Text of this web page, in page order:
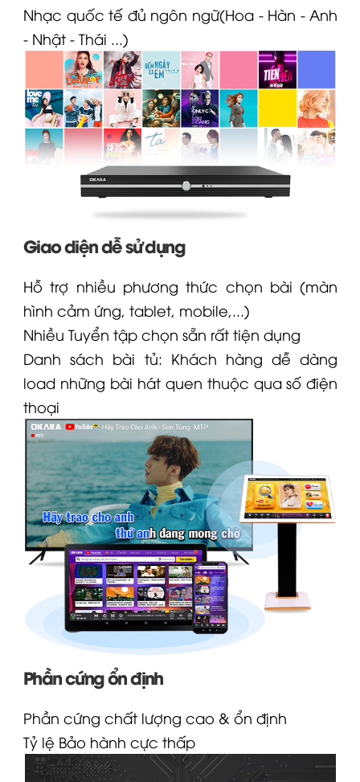
Nhạc quốc tế đủ ngôn ngữ(Hoa - Hàn - Anh
- Nhật - Thái ...)
Giao diện dễ sử dụng
Hỗ trợ nhiều phương thức chọn bài (màn
hình cảm ứng, tablet, mobile,...)
Nhiều Tuyển tập chọn sẵn rất tiện dụng
Danh sách bài tủ: Khách hàng dễ dàng
load những bài hát quen thuộc qua số điện
thoại
Phần cứng ổn định
Phần cứng chất lượng cao & ổn định
Tỷ lệ Bảo hành cực thấp